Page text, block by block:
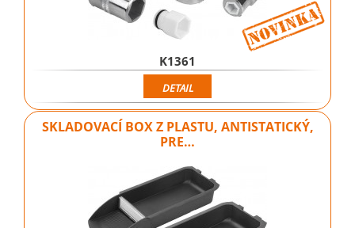
K1361
DETAIL
SKLADOVACÍ BOX Z PLASTU, ANTISTATICKÝ,
PRE…